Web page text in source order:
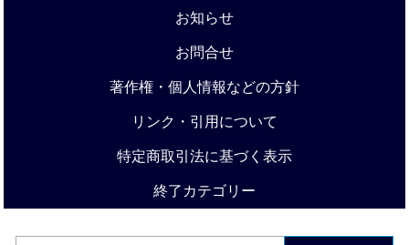
お知らせ
お問合せ
著作権・個人情報などの方針
リンク・引用について
特定商取引法に基づく表示
終了カテゴリー